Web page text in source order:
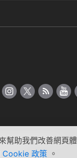
幫助我們改善網頁體
Cookie 政策 。
ASUSTOR Inc.
權聲明